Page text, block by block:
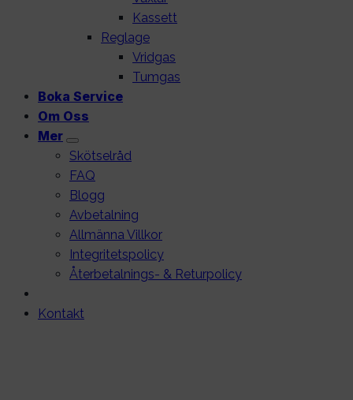
Kassett
Reglage
Vridgas
Tumgas
Boka Service
Om Oss
Mer
Skötselråd
FAQ
Blogg
Avbetalning
Allmänna Villkor
Integritetspolicy
Återbetalnings- & Returpolicy
Kontakt